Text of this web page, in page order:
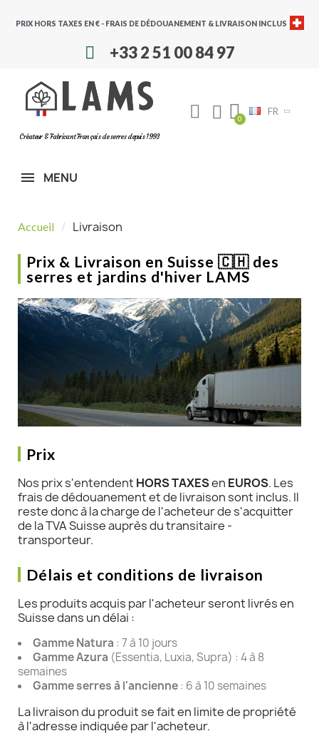
PRIX HORS TAXES EN € - FRAIS DE DÉDOUANEMENT & LIVRAISON INCLUS
+33 2 51 00 84 97
Créateur & Fabricant Français de serres depuis 1993
FR
MENU
Accueil Livraison
Prix & Livraison en Suisse 🇨🇭 des
serres et jardins d'hiver LAMS
Prix
Nos prix s'entendent HORS TAXESen EUROS. Les
frais de dédouanement et de livraison sont inclus. Il
reste donc à la charge de l'acheteur de s'acquitter
de la TVA Suisse auprès du transitaire -
transporteur.
Délais et conditions de livraison
Les produits acquis par l'acheteur seront livrés en
Suisse dans un délai :
Gamme Natura : 7 à 10 jours
Gamme Azura (Essentia, Luxia, Supra) : 4 à 8
semaines
Gamme serres à l'ancienne: 6 à 10 semaines
La livraison du produit se fait en limite de propriété
à l'adresse indiquée par l'acheteur.